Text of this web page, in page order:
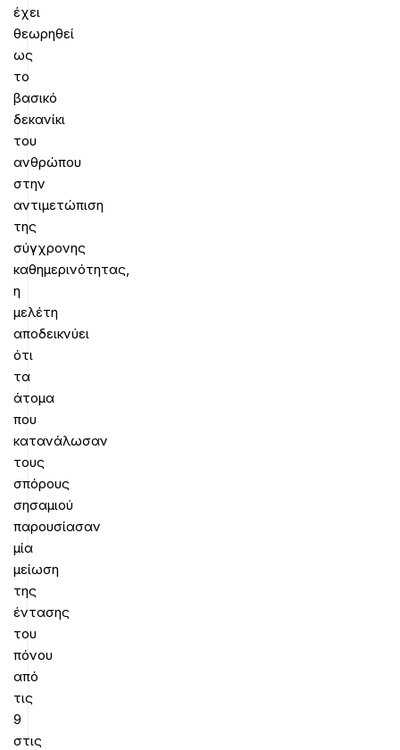
έχει
θεωρηθεί
ως
το
βασικό
δεκανίκι
του
ανθρώπου
στην
αντιμετώπιση
της
σύγχρονης
καθημερινότητας,
η
μελέτη
αποδεικνύει
ότι
τα
άτομα
που
κατανάλωσαν
τους
σπόρους
σησαμιού
παρουσίασαν
μία
μείωση
της
έντασης
του
πόνου
από
τις
9
στις